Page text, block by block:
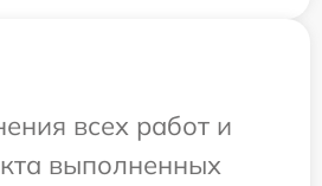
всех работ и
выполненных